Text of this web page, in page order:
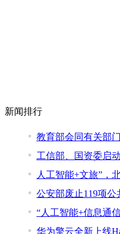
新闻排行
教育部会同有关部
工信部、国资委启
人工智能+文旅”，
公安部废止119项
“人工智能+信息通
华为擎云全新上线